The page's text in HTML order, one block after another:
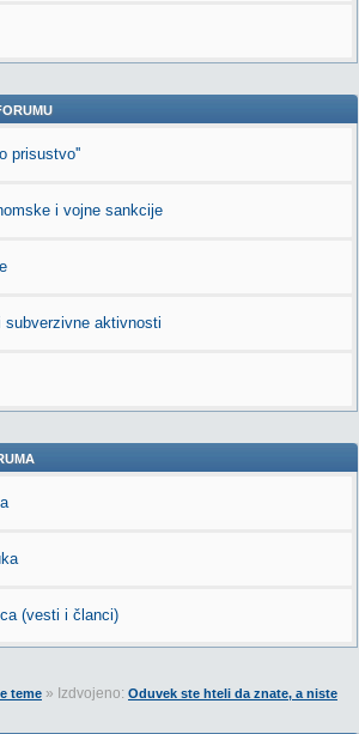
prisustvo''
i vojne sankcije
aktivnosti
(vesti i članci)
teme » Izdvojeno: Oduvek ste hteli da znate, a niste